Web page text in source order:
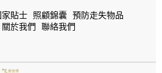
家貼士 照顧錦囊
預防走失物品
關於我們 聯絡我們